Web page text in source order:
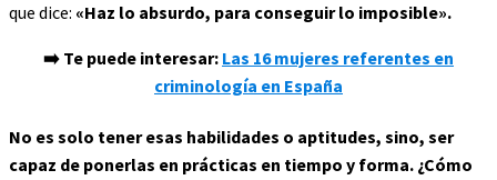
que dice: «Haz lo absurdo, para conseguir lo imposible».
➡️ Te puede interesar: Las 16 mujeres referentes en
criminología en España
No es solo tener esas habilidades o aptitudes, sino, ser
capaz de ponerlas en prácticas en tiempo y forma. ¿Cómo